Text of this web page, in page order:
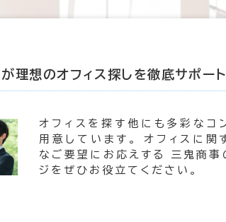
理想のオフィス探しを徹底サポー
オフィスを探す他にも多彩なコ
用意しています。 オフィスに関
なご要望にお応えする 三鬼商事
ジをぜひお役立てください。